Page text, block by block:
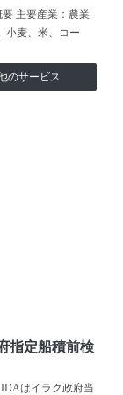
主要産業：農業
小麦、米、コー
のサービス
指定船積前検
はイラク政府当